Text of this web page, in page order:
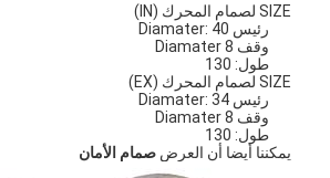
SIZE لصمام المحرك (IN)
رئيس Diamater: 40
وقف Diamater 8
طول: 130
SIZE لصمام المحرك (EX)
رئيس Diamater: 34
وقف Diamater 8
طول: 130
يمكننا أيضا أن العرضصمام الأمان